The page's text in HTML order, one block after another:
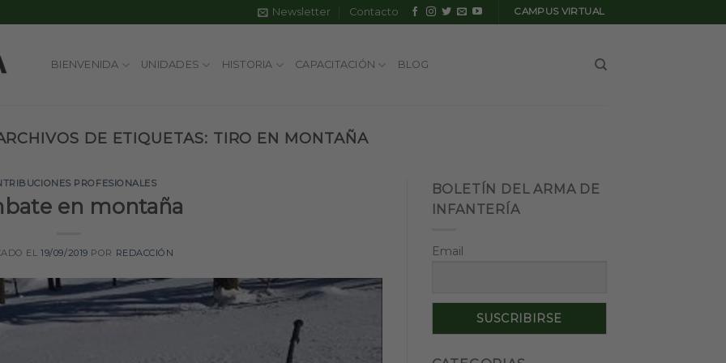
Newsletter Contacto CAMPUS VIRTUAL
BIENVENIDA UNIDADES HISTORIA CAPACITACIÓN BLOG
DE ETIQUETAS: TIRO EN MONTAÑA
PROFESIONALES
en montaña
EL19/09/2019 POR REDACCIÓN
BOLETÍN DEL ARMA DE
INFANTERÍA
Email